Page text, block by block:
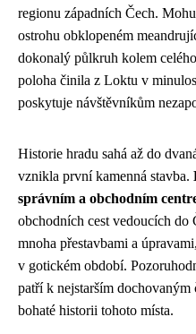
regionu západních Čech.
ostrohu obklopeném
dokonalý půlkruh kolem
poloha činila z Loktu v
poskytuje návštěvníkům
Historie hradu sahá až do
vznikla první kamenná stavba.
správním a obchodním
obchodních cest vedoucích do
mnoha přestavbami a
v gotickém období.
patří k nejstarším dochovaným
bohaté historii tohoto místa.